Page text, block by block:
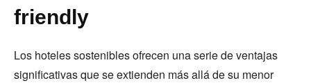
friendly
Los hoteles sostenibles ofrecen una serie de ventajas
significativas que se extienden más allá de su menor